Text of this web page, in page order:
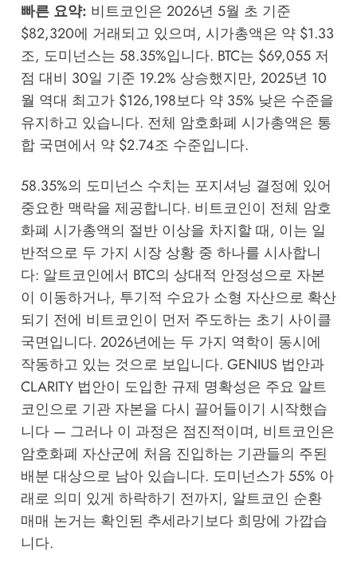
빠른 요약: 비트코인은 2026년 5월 초 기준
$82,320에 거래되고 있으며, 시가총액은 약 $1.33
조, 도미넌스는 58.35%입니다. BTC는 $69,055 저
점 대비 30일 기준 19.2% 상승했지만, 2025년 10
월 역대 최고가 $126,198보다 약 35% 낮은 수준을
유지하고 있습니다. 전체 암호화폐 시가총액은 통
합 국면에서 약 $2.74조 수준입니다.
58.35%의 도미넌스 수치는 포지셔닝 결정에 있어
중요한 맥락을 제공합니다. 비트코인이 전체 암호
화폐 시가총액의 절반 이상을 차지할 때, 이는 일
반적으로 두 가지 시장 상황 중 하나를 시사합니
다: 알트코인에서 BTC의 상대적 안정성으로 자본
이 이동하거나, 투기적 수요가 소형 자산으로 확산
되기 전에 비트코인이 먼저 주도하는 초기 사이클
국면입니다. 2026년에는 두 가지 역학이 동시에
작동하고 있는 것으로 보입니다. GENIUS 법안과
CLARITY 법안이 도입한 규제 명확성은 주요 알트
코인으로 기관 자본을 다시 끌어들이기 시작했습
니다 — 그러나 이 과정은 점진적이며, 비트코인은
암호화폐 자산군에 처음 진입하는 기관들의 주된
배분 대상으로 남아 있습니다. 도미넌스가 55% 아
래로 의미 있게 하락하기 전까지, 알트코인 순환
매매 논거는 확인된 추세라기보다 희망에 가깝습
니다.